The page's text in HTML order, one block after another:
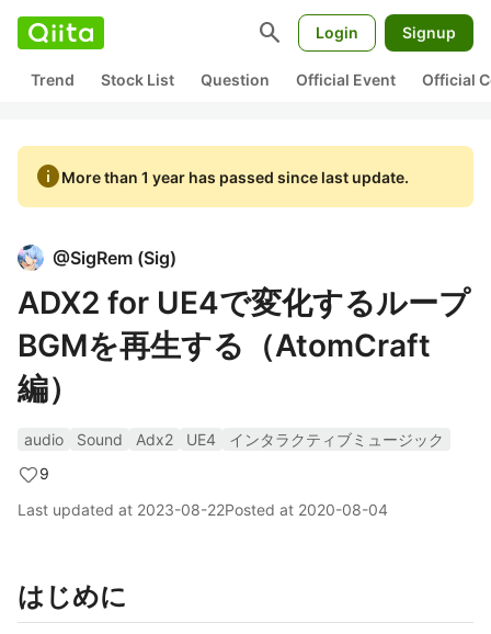
search Login Signup
Trend Stock List Question Official Event Official
infoMore than 1 year has passed since last update.
@SigRem (Sig)
ADX2 for UE4で変化するループ
BGMを再生する（AtomCraft
編）
audio Sound Adx2 UE4
インタラクティブミュージック
9
Last updated at 2023-08-22Posted at 2020-08-04
はじめに